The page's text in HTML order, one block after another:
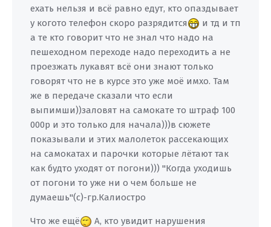
ехать нельзя и всё равно едут, кто опаздывает
у когото телефон скоро разрядится
и тд и тп
а те кто говорит что не знал что надо на
пешеходном переходе надо переходить а не
проезжать лукавят всё они знают только
говорят что не в курсе это уже моё имхо. Там
же в передаче сказали что если
выпимши))заловят на самокате то штраф 100
000р и это только для начала)))в сюжете
показывали и этих малолеток рассекающих
на самокатах и парочки которые лётают так
как будто уходят от погони))) "Когда уходишь
от погони то уже ни о чем больше не
думаешь"(с)-гр.Калиостро
Что же ещё
А, кто увидит нарушения